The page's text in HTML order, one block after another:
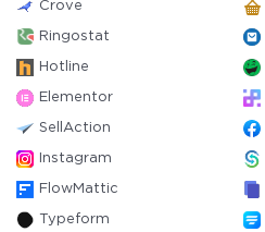
Crove
Ringostat
Hotline
Elementor
SellAction
Instagram
FlowMattic
Typeform